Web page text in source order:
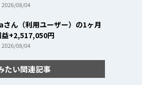
2026/08/04
さん（利用ユーザー）の1ヶ月
益+2,517,050円
2026/08/04
たい関連記事